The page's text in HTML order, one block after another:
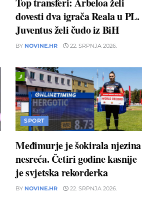
Top transferi: Arbeloa želi
dovesti dva igrača Reala u PL.
Juventus želi čudo iz BiH
BY NOVINE.HR 22. SRPNJA 2026.
SPORT
Međimurje je šokirala njezina
nesreća. Četiri godine kasnije
je svjetska rekorderka
BY NOVINE.HR 22. SRPNJA 2026.